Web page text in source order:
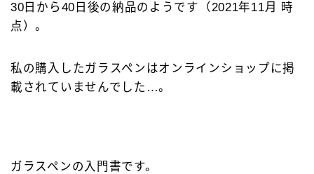
30日から40日後の納品のようです（2021年11月 時
点）。
私の購入したガラスペンはオンラインショップに掲
載されていませんでした…。
ガラスペンの入門書です。